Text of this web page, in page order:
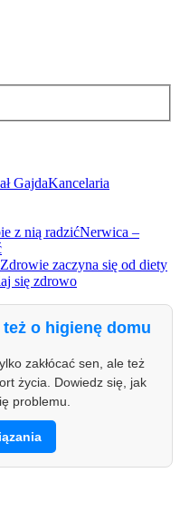
Kancelaria
Nerwica –
Zdrowie zaczyna się od diety
się zdrowo
o higienę domu
zakłócać sen, ale też
życia. Dowiedz się, jak
problemu.